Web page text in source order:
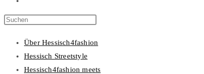
Über Hessisch4fashion
Hessisch Streetstyle
Hessisch4fashion meets